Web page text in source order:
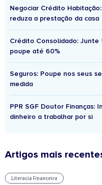
Negociar Crédito
reduza a prestação da casa
Crédito Consolidado:
poupe até 60%
Seguros: Poupe nos seus
medida
PPR SGF Doutor Finanças:
dinheiro a trabalhar por si
Artigos mais
Literacia Financeira